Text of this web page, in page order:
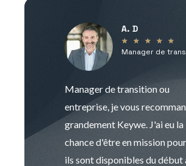
A. D
★ ★ ★ ★ ★
Manager de
Manager de transition ou
entreprise, je vous
grandement Keywe. J'ai eu la
chance d'être en mission
ils sont disponibles du début